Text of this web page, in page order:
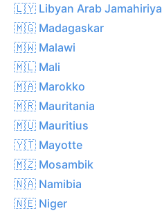
🇱🇾 Libyan Arab Jamahiriya
🇲🇬 Madagaskar
🇲🇼 Malawi
🇲🇱 Mali
🇲🇦 Marokko
🇲🇷 Mauritania
🇲🇺 Mauritius
🇾🇹 Mayotte
🇲🇿 Mosambik
🇳🇦 Namibia
🇳🇪 Niger